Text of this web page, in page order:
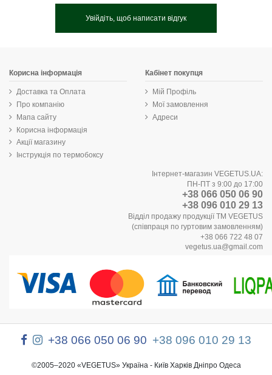
Увійдіть, щоб написати відгук
Корисна інформація
Доставка та Оплата
Про компанію
Мапа сайту
Корисна інформація
Акції магазину
Інструкція по термобоксу
Кабінет покупця
Мій Профіль
Мої замовлення
Адреси
Інтернет-магазин VEGETUS.UA:
ПН-ПТ з 9:00 до 17:00
+38 066 050 06 90
+38 096 010 29 13
Відділ продажу продукції ТМ VEGETUS
(співпраця по гуртовим замовленням)
+38 066 722 48 07
vegetus.ua@gmail.com
+38 066 050 06 90 +38 096 010 29 13
©2005–2020 «VEGETUS» Україна - Київ Харків Дніпро Одеса